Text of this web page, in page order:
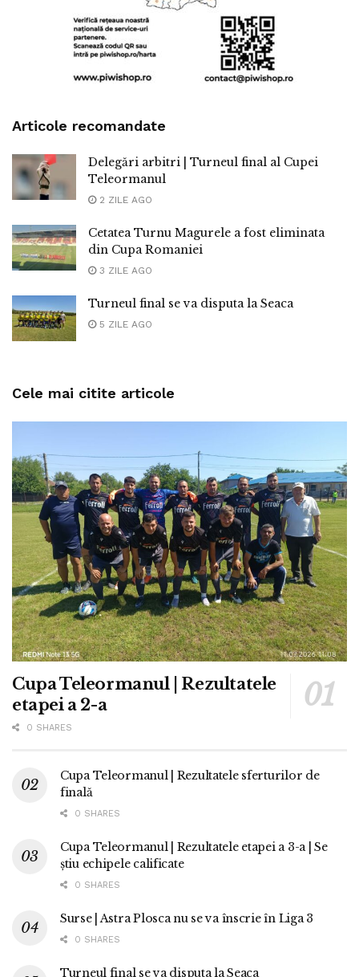
Articole recomandate
Delegări arbitri | Turneul final al Cupei
Teleormanul
2 ZILE AGO
Cetatea Turnu Magurele a fost eliminata
din Cupa Romaniei
3 ZILE AGO
Turneul final se va disputa la Seaca
5 ZILE AGO
Cele mai citite articole
Cupa Teleormanul | Rezultatele
etapei a 2-a
0 SHARES
Cupa Teleormanul | Rezultatele sferturilor de
finală
0 SHARES
Cupa Teleormanul | Rezultatele etapei a 3-a | Se
știu echipele calificate
0 SHARES
Surse | Astra Plosca nu se va înscrie în Liga 3
0 SHARES
Turneul final se va disputa la Seaca